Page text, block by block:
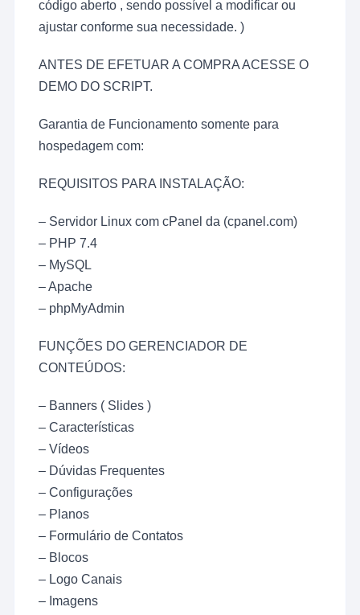
código aberto , sendo possível a modificar ou
ajustar conforme sua necessidade. )
ANTES DE EFETUAR A COMPRA ACESSE O
DEMO DO SCRIPT.
Garantia de Funcionamento somente para
hospedagem com:
REQUISITOS PARA INSTALAÇÃO:
– Servidor Linux com cPanel da (cpanel.com)
– PHP 7.4
– MySQL
– Apache
– phpMyAdmin
FUNÇÕES DO GERENCIADOR DE
CONTEÚDOS:
– Banners ( Slides )
– Características
– Vídeos
– Dúvidas Frequentes
– Configurações
– Planos
– Formulário de Contatos
– Blocos
– Logo Canais
– Imagens